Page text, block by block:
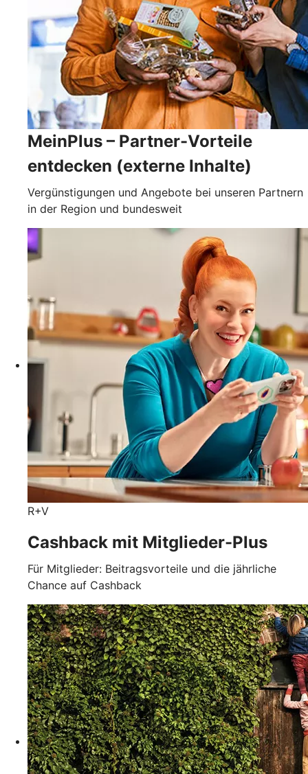
MeinPlus – Partner-Vorteile
entdecken (externe Inhalte)
Vergünstigungen und Angebote bei unseren Partnern
in der Region und bundesweit
R+V
Cashback mit Mitglieder-Plus
Für Mitglieder: Beitragsvorteile und die jährliche
Chance auf Cashback